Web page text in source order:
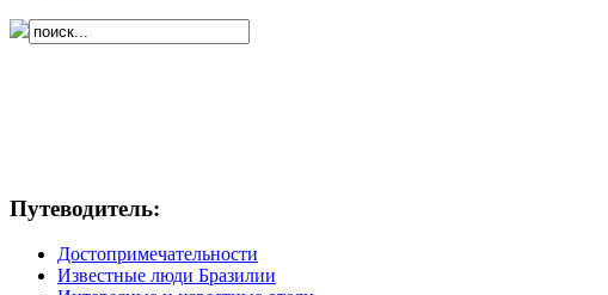
Путеводитель:
Достопримечательности
Известные люди Бразилии